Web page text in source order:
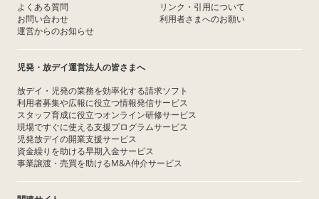
よくある質問
お問い合わせ
運営からのお知らせ
リンク・引用について
利用者さまへのお願い
児発・放デイ運営法人の皆さまへ
放デイ・児発の業務を効率化する請求ソフト
利用者募集や広報に役立つ情報発信サービス
スタッフ育成に役立つオンライン研修サービス
現場ですぐに使える支援プログラムサービス
児発放デイの開業支援サービス
資金繰りを助ける早期入金サービス
事業譲渡・売買を助けるM&A仲介サービス